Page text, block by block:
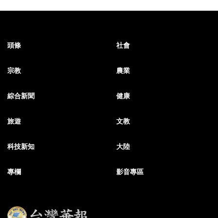
頭條 社會
宗教 農業
綜合新聞 健康
旅遊 文教
科技新知 大陸
專欄 影音專區